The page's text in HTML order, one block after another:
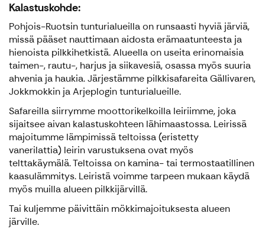
Kalastuskohde:
Pohjois-Ruotsin tunturialueilla on runsaasti hyviä järviä,
missä pääset nauttimaan aidosta erämaatunteesta ja
hienoista pilkkihetkistä. Alueella on useita erinomaisia
taimen-, rautu-, harjus ja siikavesiä, osassa myös suuria
ahvenia ja haukia. Järjestämme pilkkisafareita Gällivaren,
Jokkmokkin ja Arjeplogin tunturialueille.
Safareilla siirrymme moottorikelkoilla leiriimme, joka
sijaitsee aivan kalastuskohteen lähimaastossa. Leirissä
majoitumme lämpimissä teltoissa (eristetty
vanerilattia) leirin varustuksena ovat myös
telttakäymälä. Teltoissa on kamina- tai termostaatillinen
kaasulämmitys. Leiristä voimme tarpeen mukaan käydä
myös muilla alueen pilkkijärvillä.
Tai kuljemme päivittäin mökkimajoituksesta alueen
järville.